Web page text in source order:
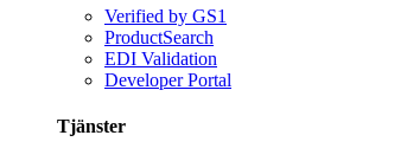
Verified by GS1
ProductSearch
EDI Validation
Developer Portal
Tjänster